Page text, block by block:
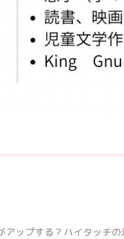
アップする？ハイタッチ